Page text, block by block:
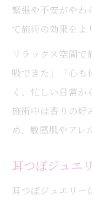
緊張や不安がやわ
て施術の効果をよ
リラックス空間
吸できた」「心も
く、忙しい日常か
施術中は香りの好
め、敏感肌やアレ
耳つぼジュエ
耳つぼジュエリー